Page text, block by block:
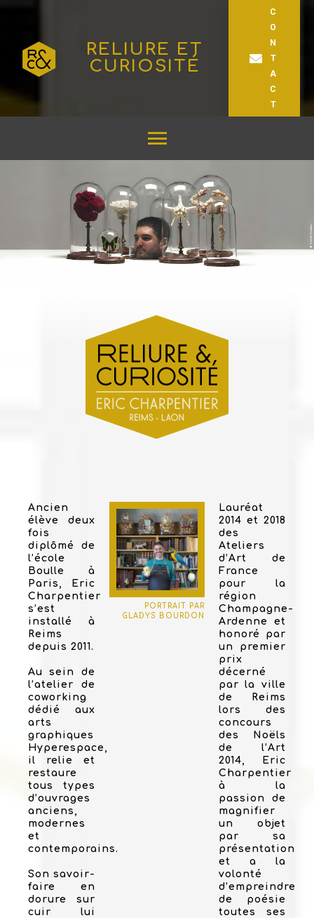
RELIURE ET
CURIOSITÉ
C
O
N
T
A
C
T
Ancien
élève deux
fois
diplômé de
l’école
Boulle à
Paris, Eric
Charpentier
s’est
installé à
Reims
depuis 2011.
Au sein de
l’atelier de
coworking
dédié aux
arts
graphiques
Hyperespace,
il relie et
restaure
tous types
d’ouvrages
anciens,
modernes
et
contemporains.
Son savoir-
faire en
dorure sur
cuir lui
PORTRAIT PAR
GLADYS BOURDON
Lauréat
2014 et 2018
des
Ateliers
d’Art de
France
pour la
région
Champagne-
Ardenne et
honoré par
un premier
prix
décerné
par la ville
de Reims
lors des
concours
des Noëls
de l’Art
2014, Eric
Charpentier
à la
passion de
magnifier
un objet
par sa
présentation
et a la
volonté
d’empreindre
de poésie
toutes ses